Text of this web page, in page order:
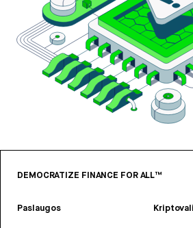
DEMOCRATIZE FINANCE FOR ALL™
Paslaugos